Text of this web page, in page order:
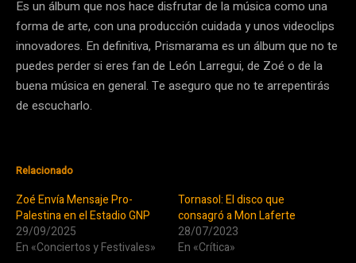
Es un álbum que nos hace disfrutar de la música como una
forma de arte, con una producción cuidada y unos videoclips
innovadores. En definitiva, Prismarama es un álbum que no te
puedes perder si eres fan de León Larregui, de Zoé o de la
buena música en general. Te aseguro que no te arrepentirás
de escucharlo.
Relacionado
Zoé Envía Mensaje Pro-
Palestina en el Estadio GNP
29/09/2025
En «Conciertos y Festivales»
Tornasol: El disco que
consagró a Mon Laferte
28/07/2023
En «Crítica»